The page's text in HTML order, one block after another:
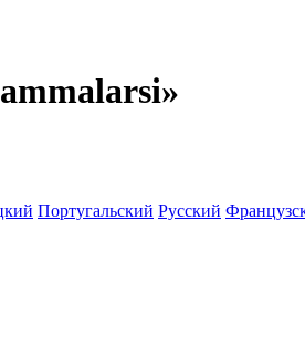
Португальский Русский